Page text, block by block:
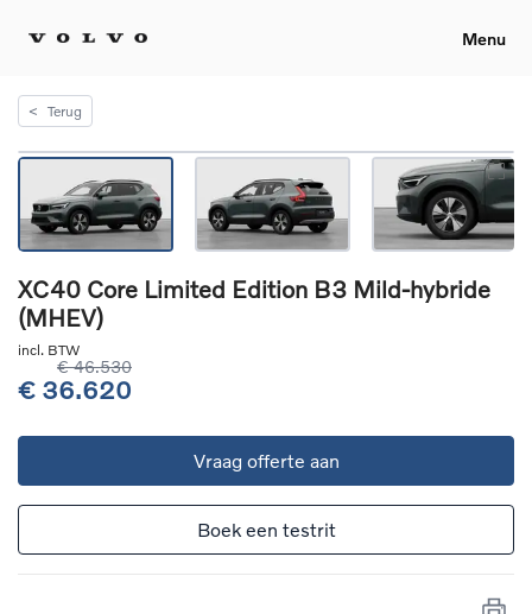
Menu
< Terug
XC40 Core Limited Edition B3 Mild-hybride
(MHEV)
incl. BTW
€ 46.530
€ 36.620
Vraag offerte aan
Boek een testrit